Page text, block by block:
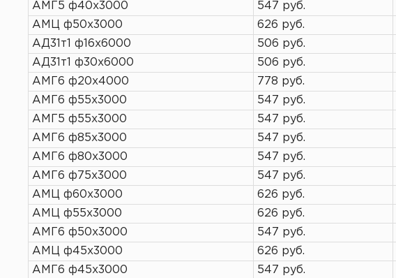
АМГ5 ф40х3000
547 руб.
АМЦ ф50х3000
626 руб.
АД31т1 ф16х6000
506 руб.
АД31т1 ф30х6000
506 руб.
АМГ6 ф20х4000
778 руб.
АМГ6 ф55х3000
547 руб.
АМГ5 ф55х3000
547 руб.
АМГ6 ф85х3000
547 руб.
АМГ6 ф80х3000
547 руб.
АМГ6 ф75х3000
547 руб.
АМЦ ф60х3000
626 руб.
АМЦ ф55х3000
626 руб.
АМГ6 ф50х3000
547 руб.
АМЦ ф45х3000
626 руб.
АМГ6 ф45х3000
547 руб.